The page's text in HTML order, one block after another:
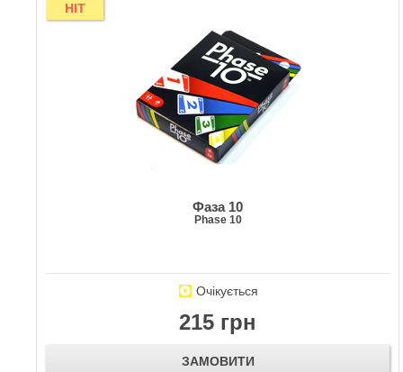
HIT
Фаза 10
Phase 10
Очікується
215 грн
ЗАМОВИТИ